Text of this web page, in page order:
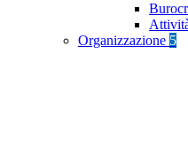
Organizzazione 5